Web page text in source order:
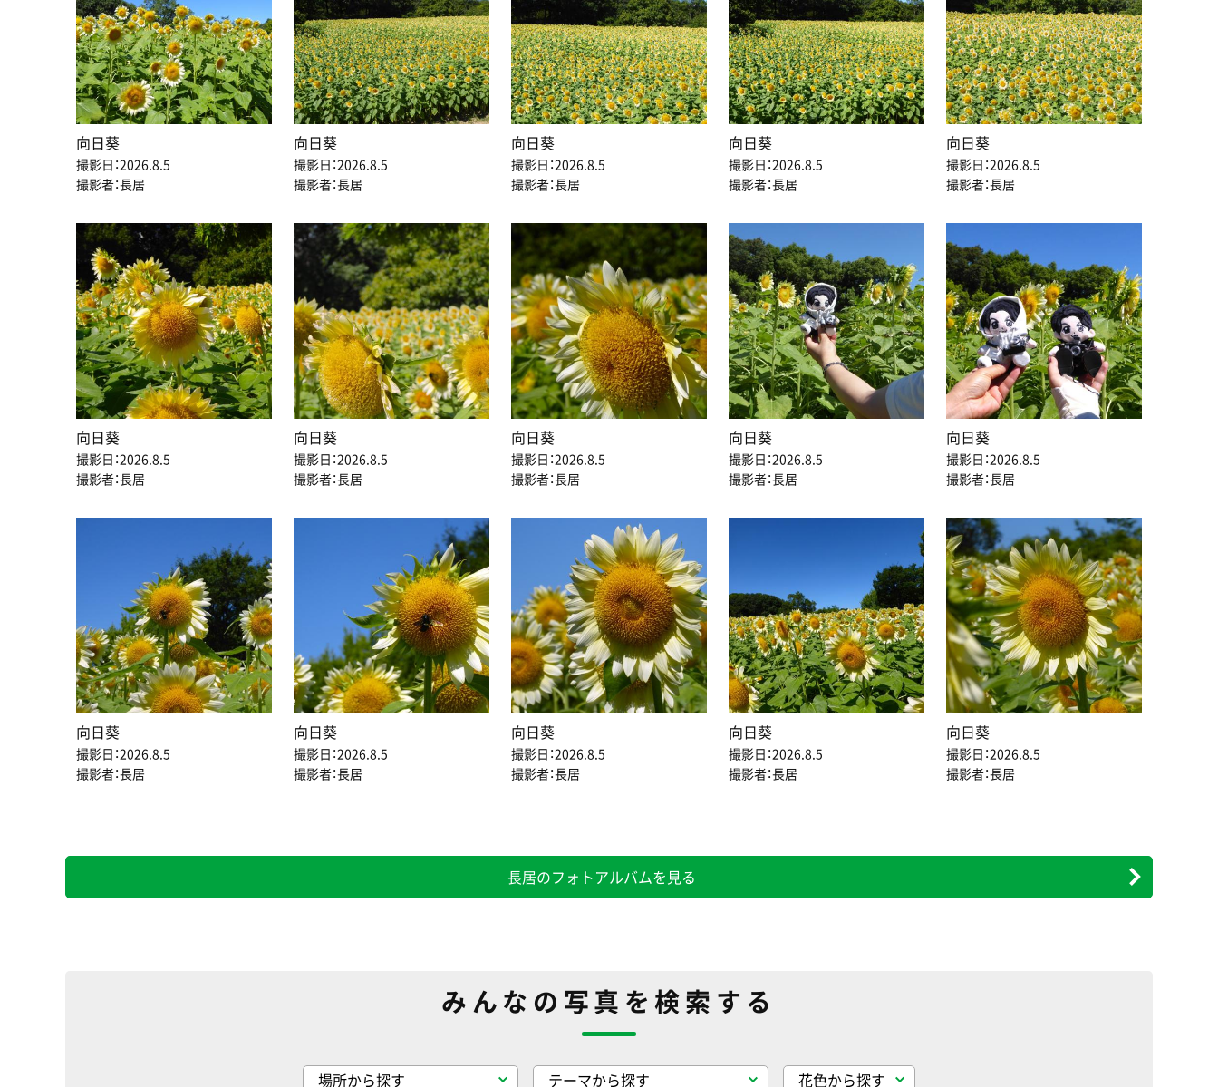
向日葵
撮影日：2026.8.5
撮影者：長居
向日葵
撮影日：2026.8.5
撮影者：長居
向日葵
撮影日：2026.8.5
撮影者：長居
向日葵
撮影日：2026.8.5
撮影者：長居
向日葵
撮影日：2026.8.5
撮影者：長居
向日葵
撮影日：2026.8.5
撮影者：長居
向日葵
撮影日：2026.8.5
撮影者：長居
向日葵
撮影日：2026.8.5
撮影者：長居
向日葵
撮影日：2026.8.5
撮影者：長居
向日葵
撮影日：2026.8.5
撮影者：長居
向日葵
撮影日：2026.8.5
撮影者：長居
向日葵
撮影日：2026.8.5
撮影者：長居
向日葵
撮影日：2026.8.5
撮影者：長居
向日葵
撮影日：2026.8.5
撮影者：長居
向日葵
撮影日：2026.8.5
撮影者：長居
長居のフォトアルバムを見る
みんなの写真を検索する